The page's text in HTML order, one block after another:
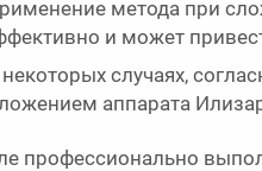
метода при
и может
случаях,
аппарата
профессионально